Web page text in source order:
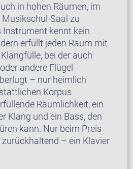
in hohen Räumen, im
Saal zu
Instrument kennt kein
erfüllt jeden Raum mit
bei der auch
andere Flügel
– nur heimlich
Korpus
Räumlichkeit, ein
Klang und ein Bass, den
kann. Nur beim Preis
– ein Klavier